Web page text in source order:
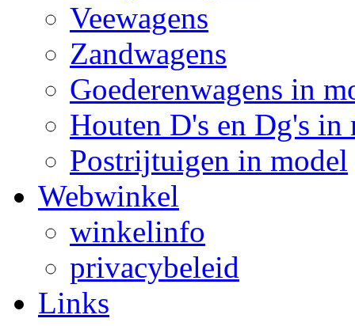
Veewagens
Zandwagens
Goederenwagens in
Houten D's en Dg's in
Postrijtuigen in model
Webwinkel
winkelinfo
privacybeleid
Links